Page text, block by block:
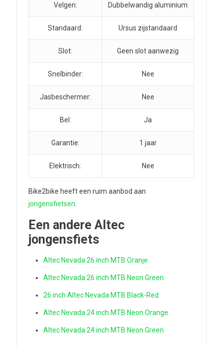
Velgen: Dubbelwandig aluminium
Standaard: Ursus zijstandaard
Slot: Geen slot aanwezig
Snelbinder: Nee
Jasbeschermer: Nee
Bel: Ja
Garantie: 1 jaar
Elektrisch: Nee
Bike2bike heeft een ruim aanbod aan
jongensfietsen
Een andere Altec
jongensfiets
Altec Nevada 26 inch MTB Oranje
Altec Nevada 26 inch MTB Neon Green
26 inch Altec Nevada MTB Black-Red
Altec Nevada 24 inch MTB Neon Orange
Altec Nevada 24 inch MTB Neon Green